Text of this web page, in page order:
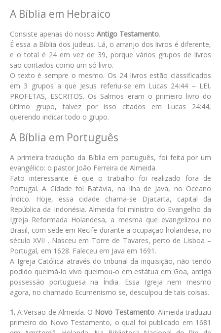
A Bíblia em Hebraico
Consiste apenas do nosso Antigo Testamento.
É essa a Bíblia dos judeus. Lá, o arranjo dos livros é diferente,
e o total é 24 em vez de 39, porque vários grupos de livros
são contados como um só livro.
O texto é sempre o mesmo. Os 24 livros estão classificados
em 3 grupos a que Jesus referiu-se em Lucas 24:44 – LEI,
PROFETAS, ESCRITOS. Os Salmos eram o primeiro livro do
último grupo, talvez por isso citados em Lucas 24:44,
querendo indicar todo o grupo.
A Bíblia em Português
A primeira tradução da Bíblia em português, foi feita por um
evangélico: o pastor João Ferreira de Almeida.
Fato interessante é que o trabalho foi realizado fora de
Portugal. A Cidade foi Batávia, na Ilha de Java, no Oceano
Índico. Hoje, essa cidade chama-se Djacarta, capital da
República da Indonésia. Almeida foi ministro do Evangelho da
Igreja Reformada Holandesa, a mesma que evangelizou no
Brasil, com sede em Recife durante a ocupação holandesa, no
século XVII . Nasceu em Torre de Tavares, perto de Lisboa –
Portugal, em 1628. Faleceu em Java em 1691.
A Igreja Católica através do tribunal da inquisição, não tendo
podido queimá-lo vivo queimou-o em estátua em Goa, antiga
possessão portuguesa na Índia. Essa Igreja nem mesmo
agora, no chamado Ecumenismo se, desculpou de tais coisas.
1. A Versão de Almeida. O Novo Testamento. Almeida traduziu
primeiro do Novo Testamento, o qual foi publicado em 1681